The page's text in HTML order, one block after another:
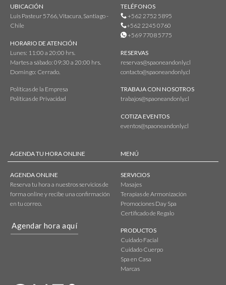
UBICACIÓN
Luis Pasteur 5766, Vitacura, Santiago -
Chile
HORARIO DE ATENCIÓN
Lunes: 11:00 a 20:00 hrs.
Martes a sábado: 09:30 a 20:00 hrs.
Domingo: Cerrado.
Políticas de la Empresa
Políticas de Privacidad
TELÉFONOS
+562 2752 5895
+562 2245 0760
+569 7708 5775
RESERVAS
reservas@spaoneandonly.cl
contacto@spaoneandonly.cl
TRABAJA CON NOSOTROS
trabajos@spaoneandonly.cl
COTIZA EVENTOS
eventos@spaoneandonly.cl
AGENDA TU HORA ONLINE
AGENDA ONLINE
Reserva tu hora a nuestros servicios de
forma online y recibe una confirmación
en tu correo.
Agendar hora aquí
MENÚ
SERVICIOS
Masajes
Terapias de Armonización
Promociones Day Spa
Certificado de Regalo
PRODUCTOS
Cuidado Facial
Cuidado Cuerpo
Spa en Casa
Marcas